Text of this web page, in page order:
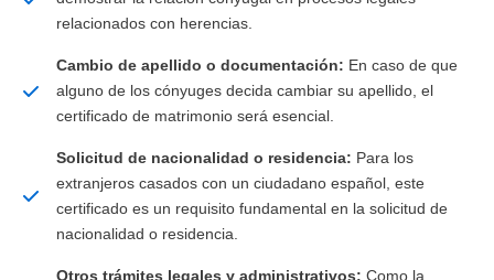
relacionados con herencias.
Cambio de apellido o documentación: En caso de que
alguno de los cónyuges decida cambiar su apellido, el
certificado de matrimonio será esencial.
Solicitud de nacionalidad o residencia: Para los
extranjeros casados con un ciudadano español, este
certificado es un requisito fundamental en la solicitud de
nacionalidad o residencia.
Otros trámites legales y administrativos: Como la